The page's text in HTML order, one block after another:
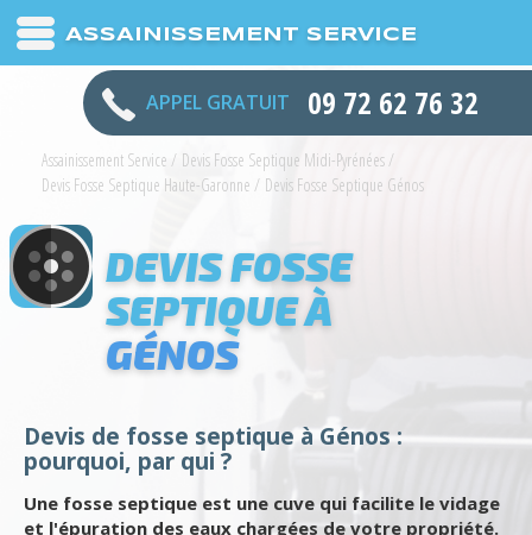
ASSAINISSEMENT SERVICE
APPEL GRATUIT 09 72 62 76 32
Assainissement Service / Devis Fosse Septique Midi-Pyrénées/
Devis Fosse Septique Haute-Garonne / Devis Fosse Septique Génos
DEVIS FOSSE
SEPTIQUE À
GÉNOS
Devis de fosse septique à Génos :
pourquoi, par qui ?
Une fosse septique est une cuve qui facilite le vidage
et l'épuration des eaux chargées de votre propriété.